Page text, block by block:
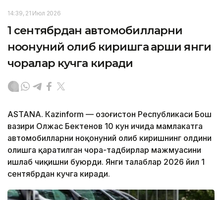
14:39, 21 Июл 2026
1 сентябрдан автомобилларни
ноқонуний олиб киришга қарши янги
чоралар кучга киради
ASTANА. Кazinform — Қозоғистон Республикаси Бош
вазири Олжас Бектенов 10 кун ичида мамлакатга
автомобилларни ноқонуний олиб киришнинг олдини
олишга қаратилган чора-тадбирлар мажмуасини
ишлаб чиқишни буюрди. Янги талаблар 2026 йил 1
сентябрдан кучга киради.